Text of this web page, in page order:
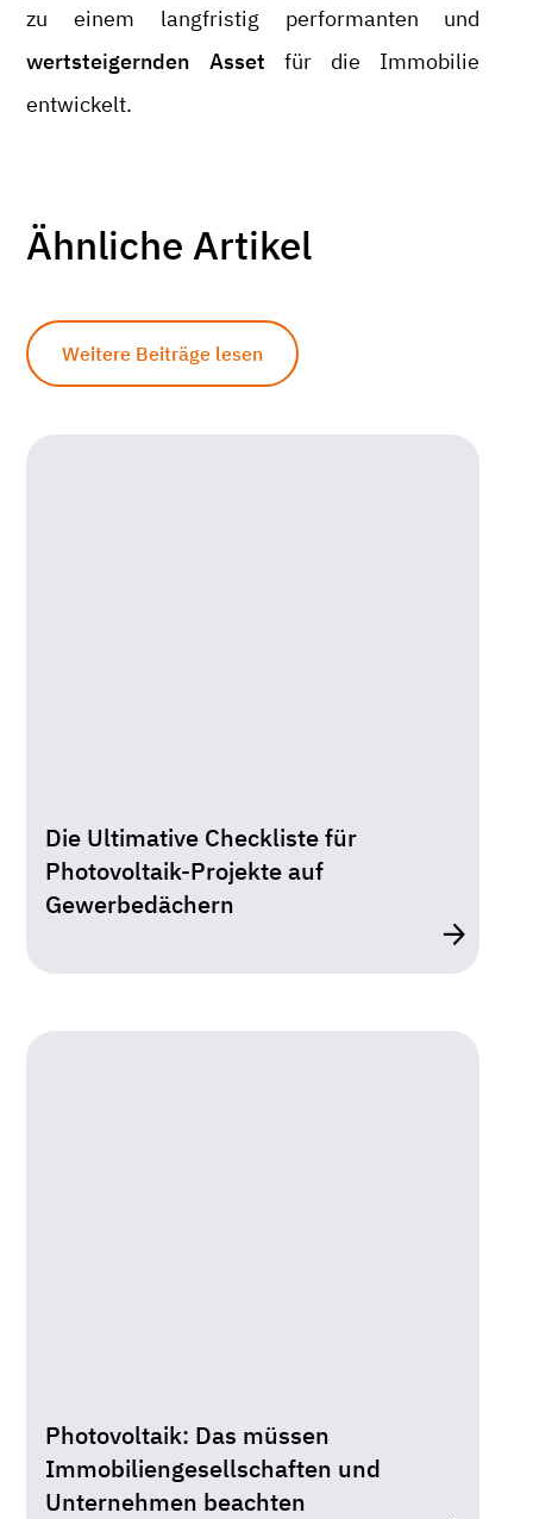
zu einem langfristig performanten und
wertsteigernden Asset für die Immobilie
entwickelt.
Ähnliche Artikel
Weitere Beiträge lesen
Die Ultimative Checkliste für
Photovoltaik-Projekte auf
Gewerbedächern
Photovoltaik: Das müssen
Immobiliengesellschaften und
Unternehmen beachten